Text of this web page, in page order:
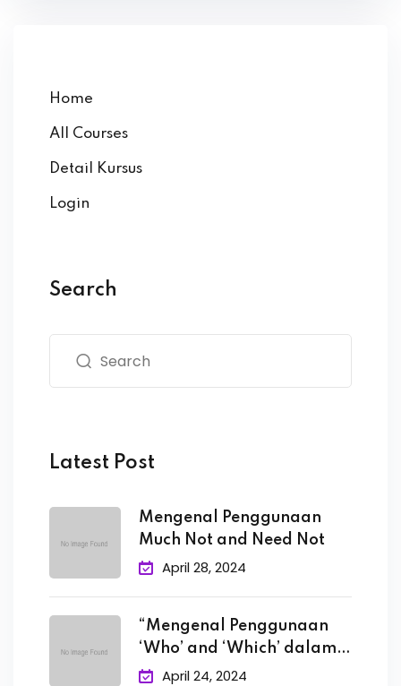
Home
All Courses
Detail Kursus
Login
Search
Latest Post
Mengenal Penggunaan
Much Not and Need Not
April 28, 2024
“Mengenal Penggunaan
‘Who’ and ‘Which’ dalam
Bahasa
April 24, 2024